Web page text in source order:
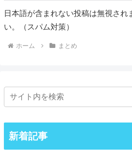
日本語が含まれない投稿は無視され
い。（スパム対策）
ホーム まとめ
新着記事